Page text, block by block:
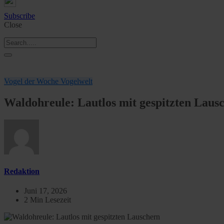
Subscribe
Close
Vogel der Woche Vogelwelt
Waldohreule: Lautlos mit gespitzten
Redaktion
Juni 17, 2026
2 Min Lesezeit